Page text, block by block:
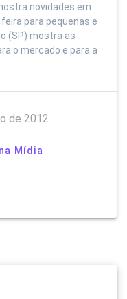
novidades em
para pequenas e
(SP) mostra as
o mercado e para a
de 2012
Mídia